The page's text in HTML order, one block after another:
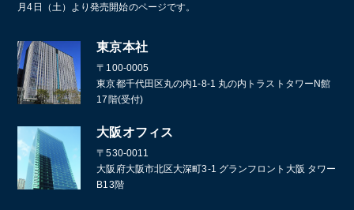
月4日（土）より発売開始のページです。
東京本社
〒100-0005
東京都千代田区丸の内1-8-1 丸の内トラストタワーN館
17階(受付)
大阪オフィス
〒530-0011
大阪府大阪市北区大深町3-1 グランフロント大阪 タワー
B13階